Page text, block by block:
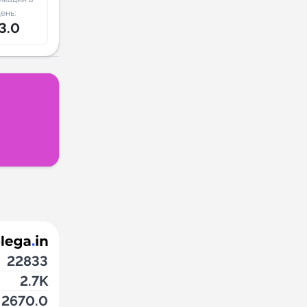
22833
2.7K
2670.0